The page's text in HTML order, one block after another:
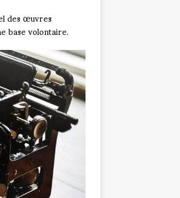
des œuvres
base volontaire.